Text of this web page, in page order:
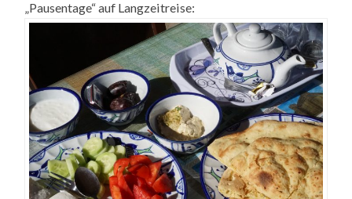
„Pausentage“ auf Langzeitreise: